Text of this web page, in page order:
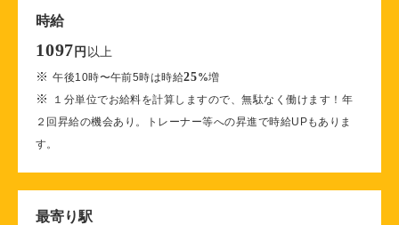
時給
1097 円 以上
※午後10時〜午前5時は時給25%増
※
１分単位でお給料を計算しますので、無駄なく働けます！年
２回昇給の機会あり。トレーナー等への昇進で時給UPもありま
す。
最寄り駅